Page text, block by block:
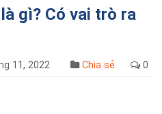
gì? Có vai trò ra
11, 2022 Chia sẻ 0